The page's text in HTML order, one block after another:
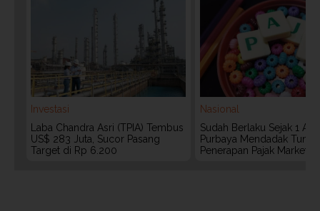
Investasi
Laba Chandra Asri (TPIA) Tembus
US$ 283 Juta, Sucor Pasang
Target di Rp 6.200
Nasional
Sudah Berlaku Sejak 1
Purbaya Mendadak Tunda
Penerapan Pajak